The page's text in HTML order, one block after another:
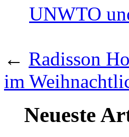
UNWTO
← Radisson
im
Neueste